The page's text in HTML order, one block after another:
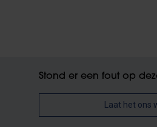
Stond er een fout op
Laat het ons